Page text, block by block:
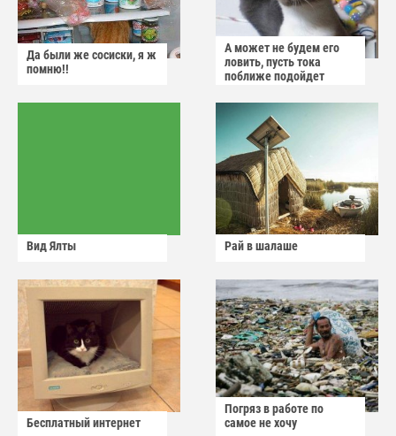
Да были же сосиски, я ж
помню!!
А может не будем его
ловить, пусть тока
поближе подойдет
Вид Ялты Рай в шалаше
Бесплатный интернет
Погряз в работе по
самое не хочу